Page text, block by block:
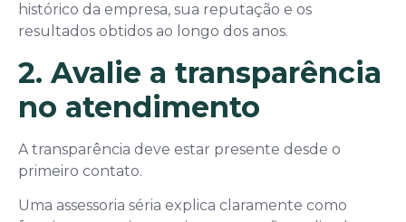
histórico da empresa, sua reputação e os
resultados obtidos ao longo dos anos.
2. Avalie a transparência
no atendimento
A transparência deve estar presente desde o
primeiro contato.
Uma assessoria séria explica claramente como